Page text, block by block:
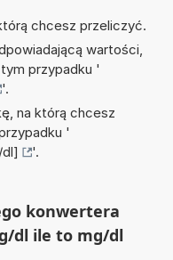
chcesz przeliczyć.
wartości,
przypadku '
'.
na którą chcesz
'
'.
konwertera
dl ile to mg/dl